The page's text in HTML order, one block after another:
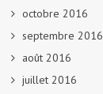
octobre 2016
septembre 2016
août 2016
juillet 2016